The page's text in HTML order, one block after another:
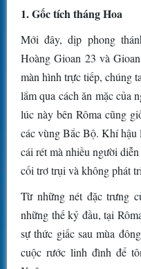
1. Gốc tích tháng Hoa
Mới đây, dịp phong
Hoàng Gioan 23 và
màn hình trực tiếp, chúng
lắm qua cách ăn mặc của
lúc này bên Rôma cũng
các vùng Bắc Bộ. Khí hậu
cái rét mà nhiều người
cối trơ trụi và không phát
Từ những nét đặc trưng
những thế kỷ đầu, tại
sự thức giấc sau mùa
cuộc rước linh đình để